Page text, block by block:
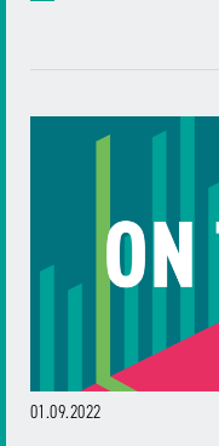
01.09.2022